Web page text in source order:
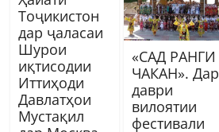
Тоҷикистон
дар ҷаласаи
Шурои
иқтисодии
Иттиҳоди
Давлатҳои
Мустақил
«САД РАНГИ
ЧАКАН». Дар
даври
вилоятии
фестивали